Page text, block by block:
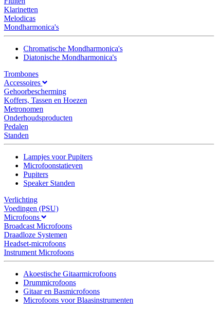
Klarinetten
Melodicas
Mondharmonica's
Chromatische Mondharmonica's
Diatonische Mondharmonica's
Trombones
Accessoires
Gehoorbescherming
Koffers, Tassen en Hoezen
Metronomen
Onderhoudsproducten
Pedalen
Standen
Lampjes voor Pupiters
Microfoonstatieven
Pupiters
Speaker Standen
Verlichting
Voedingen (PSU)
Microfoons
Broadcast Microfoons
Draadloze Systemen
Headset-microfoons
Instrument Microfoons
Akoestische Gitaarmicrofoons
Drummicrofoons
Gitaar en Basmicrofoons
Microfoons voor Blaasinstrumenten